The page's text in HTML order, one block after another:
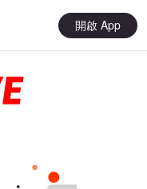
開啟 App